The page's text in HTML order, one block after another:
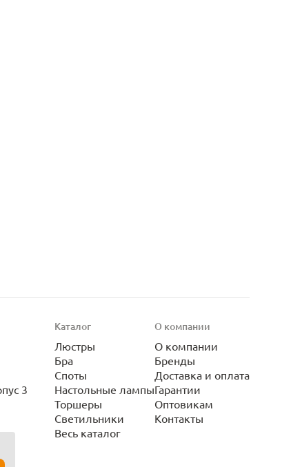
3
Каталог
Люстры
Бра
Споты
Настольные лампы
Торшеры
Светильники
Весь каталог
О компании
О компании
Бренды
Доставка и оплата
Гарантии
Оптовикам
Контакты